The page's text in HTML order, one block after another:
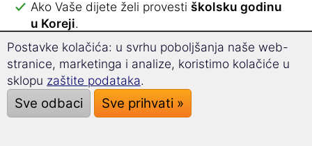
Ako Vaše dijete želi provesti školsku godinu
u Koreji.
Ako želite raditi kaoAu-Pairu Koreji i
planirate tamo živjeti.
Ako planirate otputovatiu Koreju na
produženi godišnji.
Postavke kolačića: u svrhu poboljšanja naše web-
stranice, marketinga i analize, koristimo kolačiće u
sklopu zaštite podataka.
Sve odbaci Sve prihvati »